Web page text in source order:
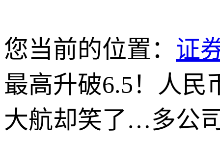
您当前的位置： 证
最高升破6.5！人民
大航却笑了…多公